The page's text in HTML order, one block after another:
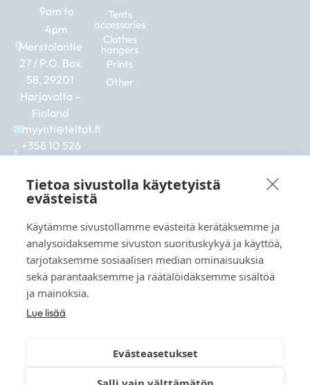
9am to
4pm
Merstolantie
27 / P.O. Box
58, 29201
Harjavalta –
Finland
myynti@teltat.fi
+358 10 526
F
a
c
b
o
o
k
I
n
s
a
g
r
a
m
L
i
n
e
d
i
n
Tents
accessories
Clothes
hangers
Prints
Other
See also:
markkina.net
grillikeskus.fi
© 2026 teltat.fi – TMK Tori- ja markkinakaupan
Tietoa sivustolla käytetyistä
evästeistä
Käytämme sivustollamme evästeitä kerätäksemme ja
analysoidaksemme sivuston suorituskykyä ja käyttöä,
tarjotaksemme sosiaalisen median ominaisuuksia
sekä parantaaksemme ja räätälöidäksemme sisältöä
ja mainoksia.
Lue lisää
Evästeasetukset